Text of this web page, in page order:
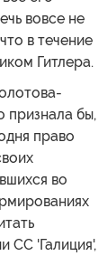
вовсе не
в течение
Гитлера.
признала бы,
право
во
СС 'Галиция',